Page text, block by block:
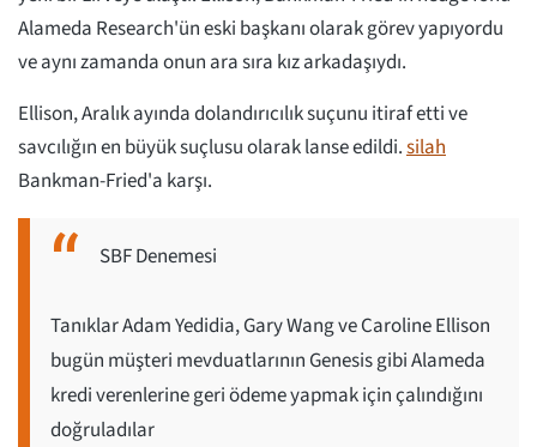
Alameda Research'ün eski başkanı olarak görev yapıyordu
ve aynı zamanda onun ara sıra kız arkadaşıydı.
Ellison, Aralık ayında dolandırıcılık suçunu itiraf etti ve
savcılığın en büyük suçlusu olarak lanse edildi.silah
Bankman-Fried'a karşı.
SBF Denemesi
Tanıklar Adam Yedidia, Gary Wang ve Caroline Ellison
bugün müşteri mevduatlarının Genesis gibi Alameda
kredi verenlerine geri ödeme yapmak için çalındığını
doğruladılar